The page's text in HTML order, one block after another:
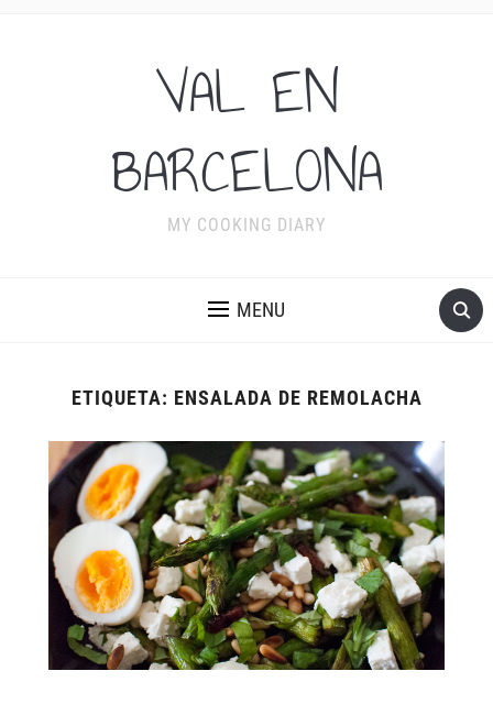
VAL EN
BARCELONA
MY COOKING DIARY
MENU
ETIQUETA: ENSALADA DE REMOLACHA